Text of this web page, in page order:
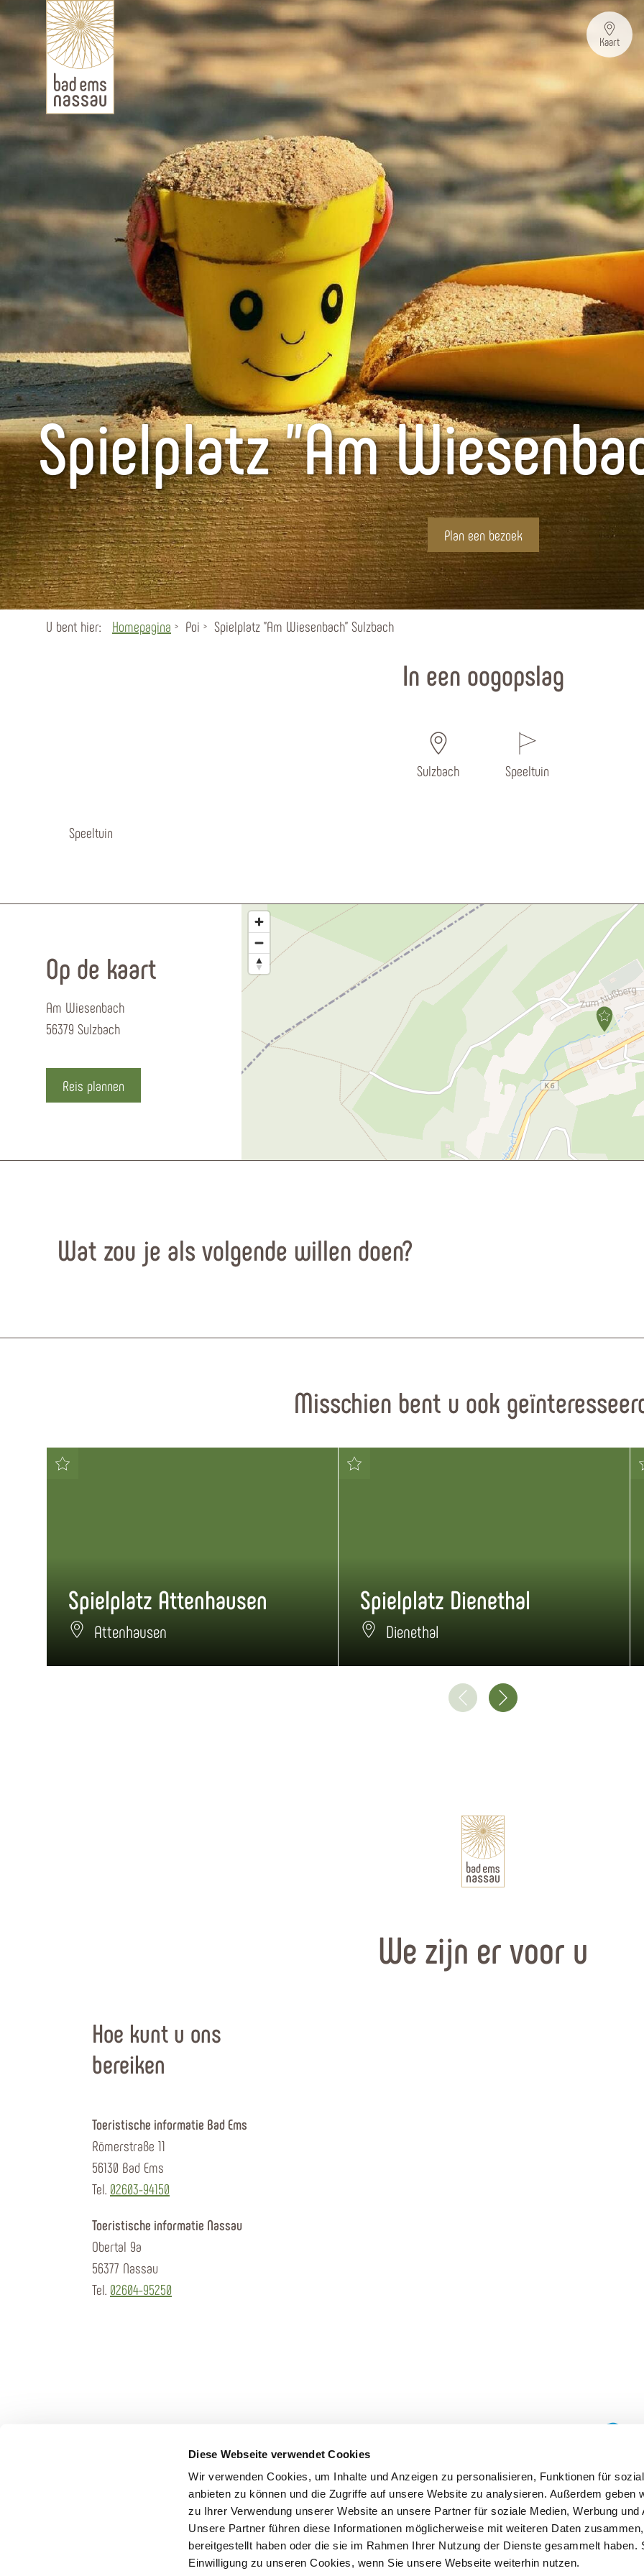
Diese Webseite verwendet Cookies
Wir verwenden Cookies, um Inhalte und Anzeigen zu personalisieren, Funktionen für
anbieten zu können und die Zugriffe auf unsere Website zu analysieren. Außerdem geben
zu Ihrer Verwendung unserer Website an unsere Partner für soziale Medien, Werbung und
Unsere Partner führen diese Informationen möglicherweise mit weiteren Daten
bereitgestellt haben oder die sie im Rahmen Ihrer Nutzung der Dienste gesammelt haben.
Einwilligung zu unseren Cookies, wenn Sie unsere Webseite weiterhin nutzen.
Kaart
Spielplatz "Am
Plan een bezoek
U bent hier: Homepagina Poi Spielplatz "Am Wiesenbach" Sulzbach
In een oogopslag
Sulzbach Speeltuin
Speeltuin
Op de kaart
Am Wiesenbach
56379 Sulzbach
Reis plannen
Wat zou je als volgende willen doen?
Misschien bent u ook
Spielplatz Attenhausen
Attenhausen
Spielplatz Dienethal
Dienethal
We zijn er voor u
Hoe kunt u ons
bereiken
Toeristische informatie Bad Ems
Römerstraße 11
56130 Bad Ems
Tel. 02603-94150
Toeristische informatie Nassau
Obertal 9a
56377 Nassau
Tel. 02604-95250